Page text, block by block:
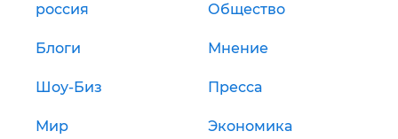
россия Общество
Блоги Мнение
Шоу-Биз Пресса
Мир Экономика